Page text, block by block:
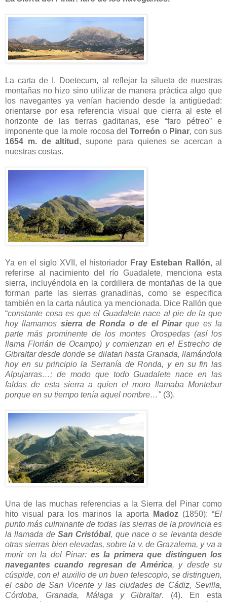
La carta de I. Doetecum, al reflejar la silueta de nuestras
montañas no hizo sino utilizar de manera práctica algo que
los navegantes ya venían haciendo desde la antigüedad:
orientarse por esa referencia visual que cierra al este el
horizonte de las tierras gaditanas, ese “faro pétreo” e
imponente que la mole rocosa delTorreón o Pinar, con sus
1654 m. de altitud , supone para quienes se acercan a
nuestras costas.
Ya en el siglo XVII, el historiador Fray Esteban Rallón, al
referirse al nacimiento del río Guadalete, menciona esta
sierra, incluyéndola en la cordillera de montañas de la que
forman parte las sierras granadinas, como se especifica
también en la carta náutica ya mencionada. Dice Rallón que
“constante cosa es que el Guadalete nace al pie de la que
hoy llamamos sierra de Ronda o de el Pinarque es la
parte más prominente de los montes Orospedas (así los
llama Florián de Ocampo) y comienzan en el Estrecho de
Gibraltar desde donde se dilatan hasta Granada, llamándola
hoy en su principio la Serranía de Ronda, y en su fin las
Alpujarras…; de modo que todo Guadalete nace en las
faldas de esta sierra a quien el moro llamaba Montebur
porque en su tiempo tenía aquel nombre…" (3).
Una de las muchas referencias a la Sierra del Pinar como
hito visual para los marinos la aporta
Madoz (1850): “El
punto más culminante de todas las sierras de la provincia es
la llamada de San Cristóbal, que nace o se levanta desde
otras sierras bien elevadas, sobre la v. de Grazalema, y va a
morir en la del Pinar: es la primera que distinguen los
navegantes cuando regresan de América, y desde su
cúspide, con el auxilio de un buen telescopio, se distinguen,
el cabo de San Vicente y las ciudades de Cádiz, Sevilla,
Córdoba, Granada, Málaga y Gibraltar. (4). En esta